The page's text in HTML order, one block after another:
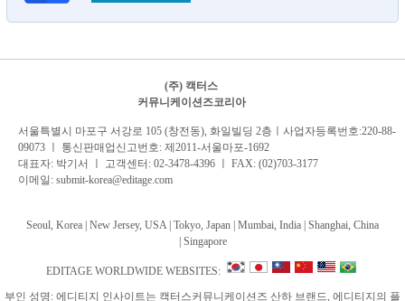
(주) 캑터스
커뮤니케이션즈코리아
서 울특별시 마포구 서강로 105 (창전동), 화일빌딩 2층 ㅣ사업자등록번호:220-88-
09073 ㅣ 통신판매업신고번호: 제2011-서울마포-1692
대표자: 박기서 ㅣ 고객센터: 02-3478-4396 ㅣ FAX: (02)703-3177
이메일: submit-korea@editage.com
Seoul, Korea | New Jersey, USA | Tokyo, Japan | Mumbai, India | Shanghai, China
Singapore
EDITAGE WORLDWIDE WEBSITES:
부인 성명: 에디티지 인사이트는 캑터스커뮤니케이션즈 산하 브랜드, 에디티지의 플